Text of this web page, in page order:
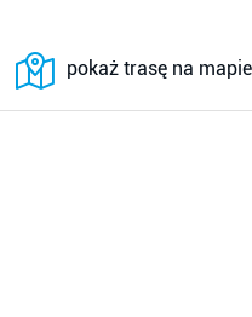
pokaż trasę na mapie